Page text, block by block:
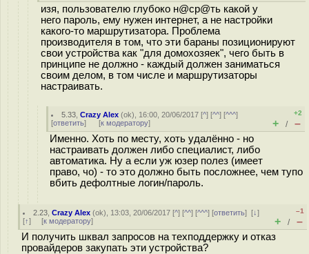
изя, пользователю глубоко н@cр@ть какой у
него пароль, ему нужен интернет, а не настройки
какого-то маршрутизатора. Проблема
производителя в том, что эти бараны позиционируют
свои устройства как "для домохозяек", чего быть в
принципе не должно - каждый должен заниматься
своим делом, в том числе и маршрутизаторы
настраивать.
5.33 ,Crazy Alex (ok), 16:00, 20/06/2017 [^] [^^] [^^^]
[ответить] [к модератору]
+2
+ / –
Именно. Хоть по месту, хоть удалённо - но
настраивать должен либо специалист, либо
автоматика. Ну а если уж юзер полез (имеет
право, чо) - то это должно быть посложнее, чем тупо
вбить дефолтные логин/пароль.
2.23 ,Crazy Alex (ok), 13:03, 20/06/2017 [^] [^^] [^^^] [ответить][↓]
[↑] [к модератору]
–1
+ / –
И получить шквал запросов на техподдержку и отказ
провайдеров закупать эти устройства?